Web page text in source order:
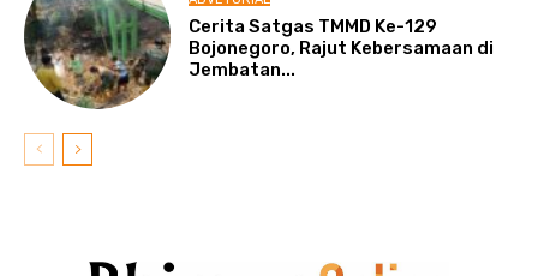
Cerita Satgas TMMD Ke-129
Bojonegoro, Rajut Kebersamaan di
Jembatan...